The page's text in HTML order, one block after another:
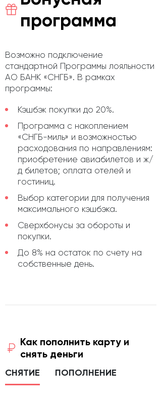
программа
Возможно подключение
стандартной Программы лояльности
АО БАНК «СНГБ». В рамках
программы:
Кэшбэк покупки до 20%.
Программа с накоплением
«СНГБ-миль» и возможностью
расходования по направлениям:
приобретение авиабилетов и ж/
д билетов; оплата отелей и
гостиниц.
Выбор категории для получения
максимального кэшбэка.
Сверхбонусы за обороты и
покупки.
До 8% на остаток по счету на
собственные день.
Как пополнить карту и
снять деньги
СНЯТИЕ ПОПОЛНЕНИЕ